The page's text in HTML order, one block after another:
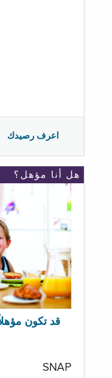
اعرف رصيدك
هل أنا مؤهل؟
قد تكون
SNAP